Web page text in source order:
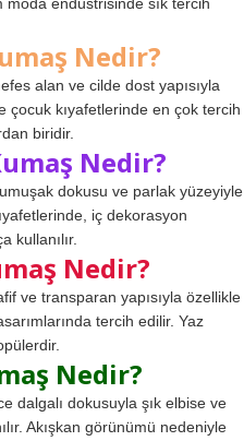
moda endüstrisinde sık tercih
Nedir?
alan ve cilde dost yapısıyla
çocuk kıyafetlerinde en çok tercih
biridir.
Nedir?
dokusu ve parlak yüzeyiyle
iç dekorasyon
kullanılır.
Nedir?
ve transparan yapısıyla özellikle
tercih edilir. Yaz
Nedir?
dalgalı dokusuyla şık elbise ve
Akışkan görünümü nedeniyle